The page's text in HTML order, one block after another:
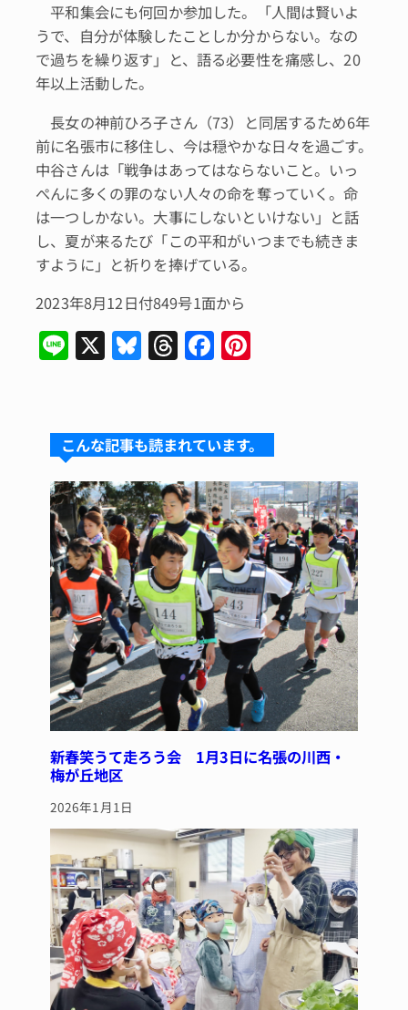
平和集会にも何回か参加した。「人間は賢いよ
うで、自分が体験したことしか分からない。なの
で過ちを繰り返す」と、語る必要性を痛感し、20
年以上活動した。
長女の神前ひろ子さん（73）と同居するため6年
前に名張市に移住し、今は穏やかな日々を過ごす。
中谷さんは「戦争はあってはならないこと。いっ
ぺんに多くの罪のない人々の命を奪っていく。命
は一つしかない。大事にしないといけない」と話
し、夏が来るたび「この平和がいつまでも続きま
すように」と祈りを捧げている。
2023年8月12日付849号1面から
Li
n
X Bl
u
s
k
y
T
hr
a
d
s
F
a
e
b
o
o
k
re
st
こんな記事も読まれています。
新春笑うて走ろう会 1月3日に名張の川西・
梅が丘地区
2026年1月1日